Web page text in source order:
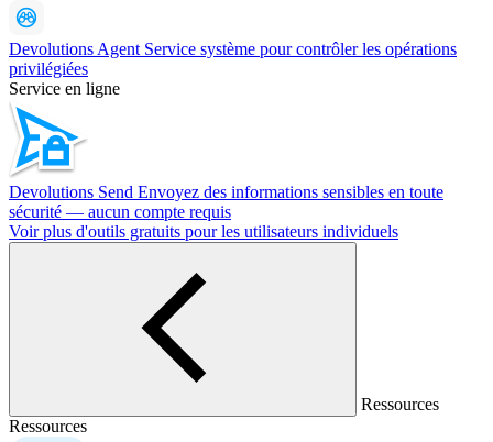
Devolutions Agent Service système pour contrôler les opérations
privilégiées
Service en ligne
Devolutions Send Envoyez des informations sensibles en toute
sécurité — aucun compte requis
Voir plus d'outils gratuits pour les utilisateurs individuels
Ressources
Ressources